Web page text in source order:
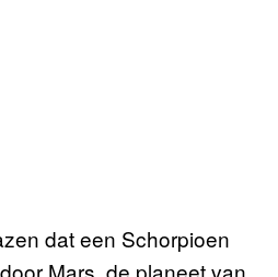
dat een Schorpioen
Mars, de planeet van